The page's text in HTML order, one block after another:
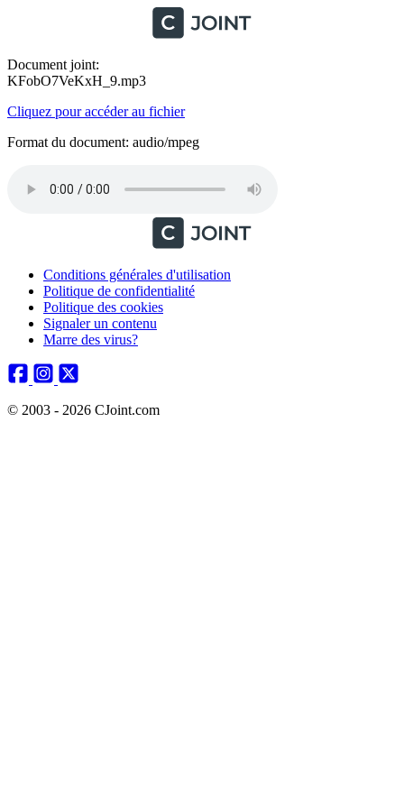
Document joint:
KFobO7VeKxH_9.mp3
Cliquez pour accéder au fichier
Format du document: audio/mpeg
Conditions générales d'utilisation
Politique de confidentialité
Politique des cookies
Signaler un contenu
Marre des virus?
© 2003 - 2026 CJoint.com